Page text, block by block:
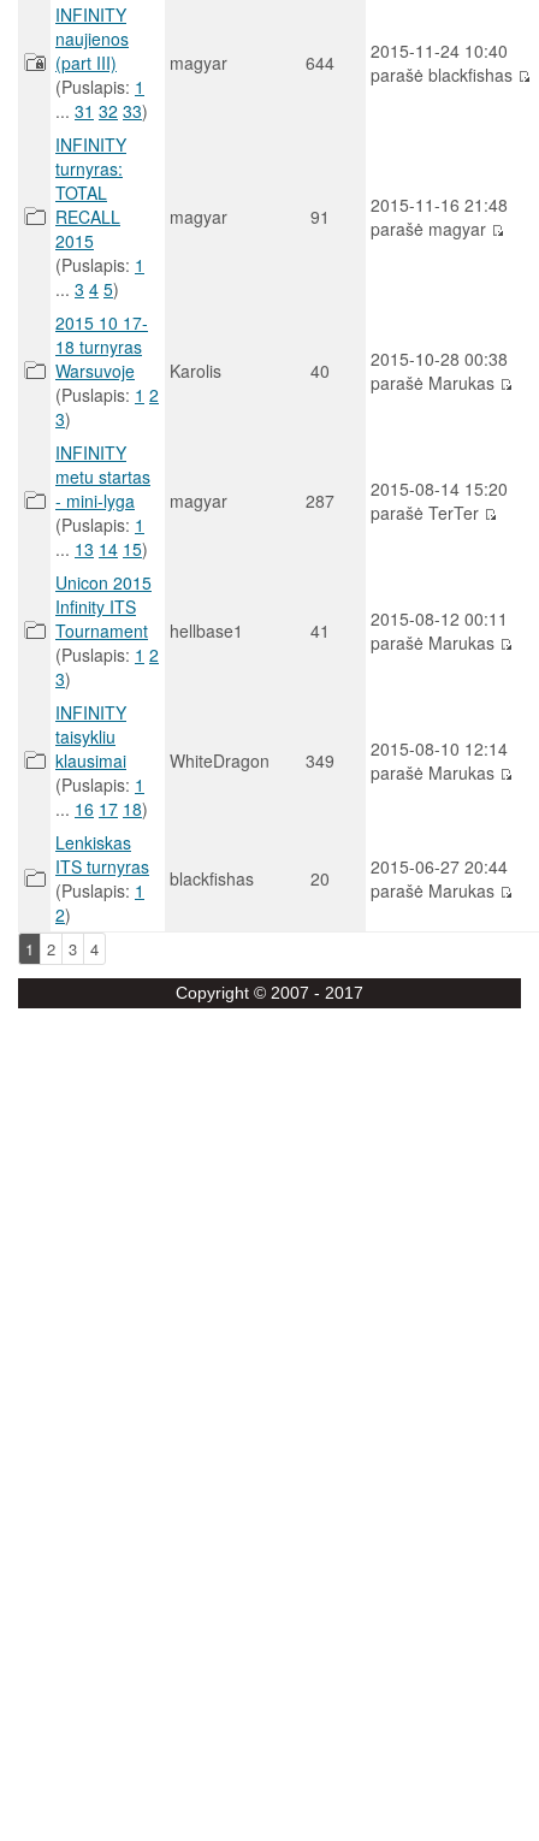
INFINITY
naujienos
(part III)
(Puslapis: 1
... 31 32 33)
magyar 644
2015-11-24 10:40
parašė blackfishas
INFINITY
turnyras:
TOTAL
RECALL
2015
(Puslapis: 1
... 3 4 5)
magyar 91
2015-11-16 21:48
parašė magyar
2015 10 17-
18 turnyras
Warsuvoje
(Puslapis: 1 2
3)
Karolis 40
2015-10-28 00:38
parašė Marukas
INFINITY
metu startas
- mini-lyga
(Puslapis: 1
... 13 14 15)
magyar 287
2015-08-14 15:20
parašė TerTer
Unicon 2015
Infinity ITS
Tournament
(Puslapis: 1 2
3)
hellbase1 41
2015-08-12 00:11
parašė Marukas
INFINITY
taisykliu
klausimai
(Puslapis: 1
... 16 17 18)
WhiteDragon 349
2015-08-10 12:14
parašė Marukas
Lenkiskas
ITS turnyras
(Puslapis: 1
2)
blackfishas 20
2015-06-27 20:44
parašė Marukas
1 2 3 4
Copyright © 2007 - 2017